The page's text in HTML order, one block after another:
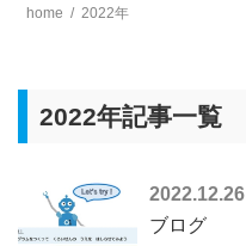
home /2022年
2022年記事一覧
2022.12.26
ブログ